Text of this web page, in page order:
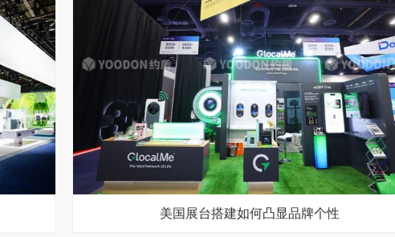
美国展台搭建如何凸显品牌个性